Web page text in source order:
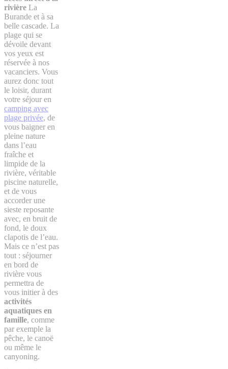
rivière La
Burande et à sa
belle cascade. La
plage qui se
dévoile devant
vos yeux est
réservée à nos
vacanciers. Vous
aurez donc tout
le loisir, durant
votre séjour en
camping avec
plage privée, de
vous baigner en
pleine nature
dans l’eau
fraîche et
limpide de la
rivière, véritable
piscine naturelle,
et de vous
accorder une
sieste reposante
avec, en bruit de
fond, le doux
clapotis de l’eau.
Mais ce n’est pas
tout : séjourner
en bord de
rivière vous
permettra de
vous initier à des
activités
aquatiques en
famille, comme
par exemple la
pêche, le canoë
ou même le
canyoning.